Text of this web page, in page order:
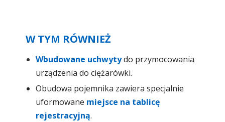
W TYM RÓWNIEŻ
Wbudowane uchwytydo przymocowania
urządzenia do ciężarówki.
Obudowa pojemnika zawiera specjalnie
uformowane miejsce na tablicę
rejestracyjną.